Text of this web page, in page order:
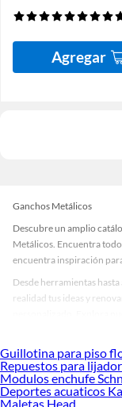
Agregar
Ganchos Metálicos
Descubre un amplio
Metálicos. Encuentra
encuentra inspiración
Desde herramientas
realidad tus ideas y
accesorios de calidad
Desde remodelaciones
tus ideas realidad.
Ganchos Metálicos!
Guillotina para piso
Repuestos para
Modulos enchufe
Deportes acuaticos
Maletas Head